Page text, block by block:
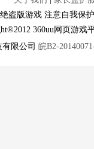
盗版游戏 注意自我保
360uu网页游
限公司 皖B2-